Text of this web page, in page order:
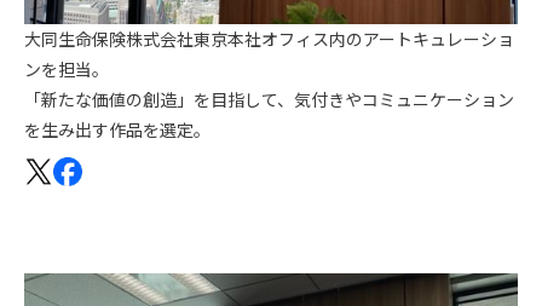
大同生命保険株式会社東京本社オフィス内のアートキュレーショ
ンを担当。
「新たな価値の創造」を目指して、気付きやコミュニケーション
を生み出す作品を選定。